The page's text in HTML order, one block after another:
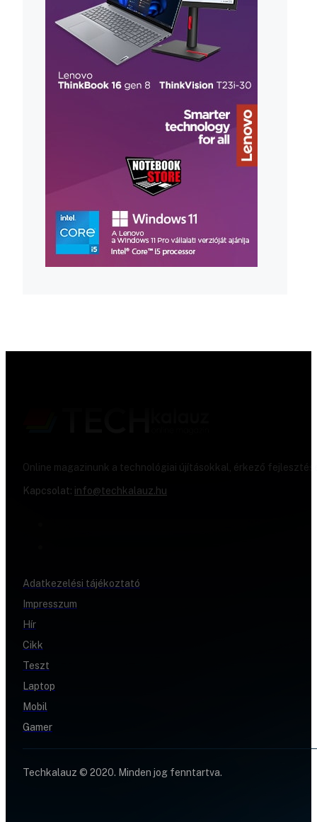
Online magazinunk a technológiai újításokkal, érkező
Kapcsolat: info@techkalauz.hu
Adatkezelési tájékoztató
Impresszum
Hír
Cikk
Teszt
Laptop
Mobil
Gamer
Techkalauz © 2020. Minden jog fenntartva.